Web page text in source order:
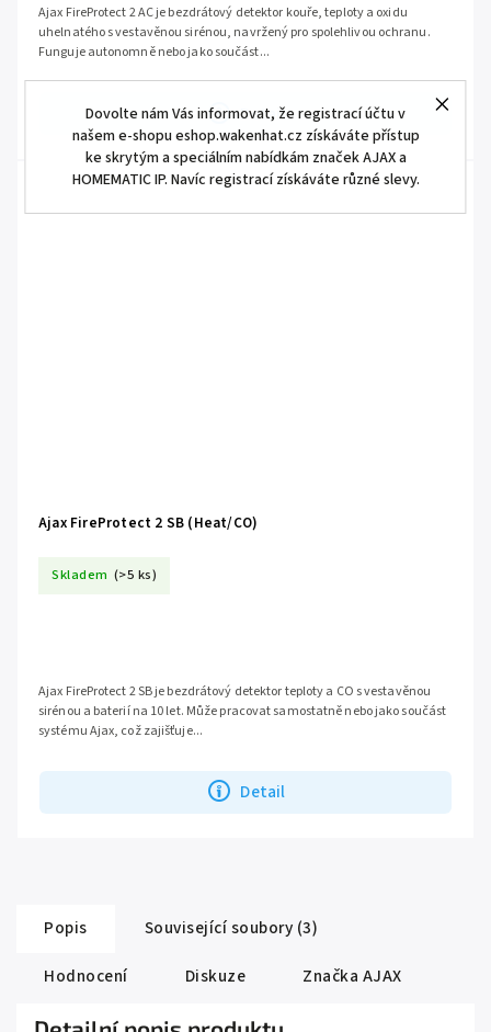
Dovolte nám Vás informovat, že registrací účtu v
našem e-shopu eshop.wakenhat.cz získáváte přístup
ke skrytým a speciálním nabídkám značek AJAX a
HOMEMATIC IP. Navíc registrací získáváte různé slevy.
Detail
Ajax FireProtect 2 AC je bezdrátový detektor kouře, teploty a oxidu
uhelnatého s vestavěnou sirénou, navržený pro spolehlivou ochranu.
Funguje autonomně nebo jako součást...
Ajax FireProtect 2 SB (Heat/CO)
Skladem (>5 ks)
Detail
Ajax FireProtect 2 SB je bezdrátový detektor teploty a CO s vestavěnou
sirénou a baterií na 10 let. Může pracovat samostatně nebo jako součást
systému Ajax, což zajišťuje...
Popis
Související soubory (3)
Hodnocení
Diskuze Značka AJAX